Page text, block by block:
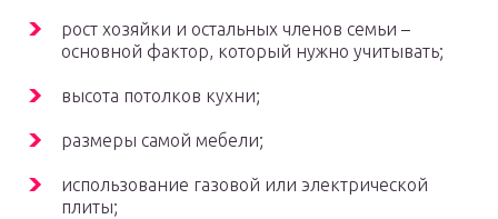
рост хозяйки и остальных членов семьи –
основной фактор, который нужно учитывать;
высота потолков кухни;
размеры самой мебели;
использование газовой или электрической
плиты;